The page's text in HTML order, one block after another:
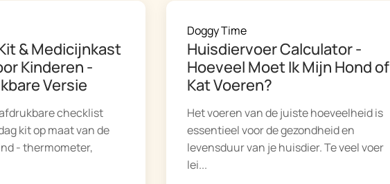
& Medicijnkast
Kinderen -
Versie
checklist
kit op maat van de
- thermometer,
Doggy Time
Huisdiervoer Calculator -
Hoeveel Moet Ik Mijn Hond of
Kat Voeren?
Het voeren van de juiste hoeveelheid is
essentieel voor de gezondheid en
levensduur van je huisdier. Te veel voer
lei...